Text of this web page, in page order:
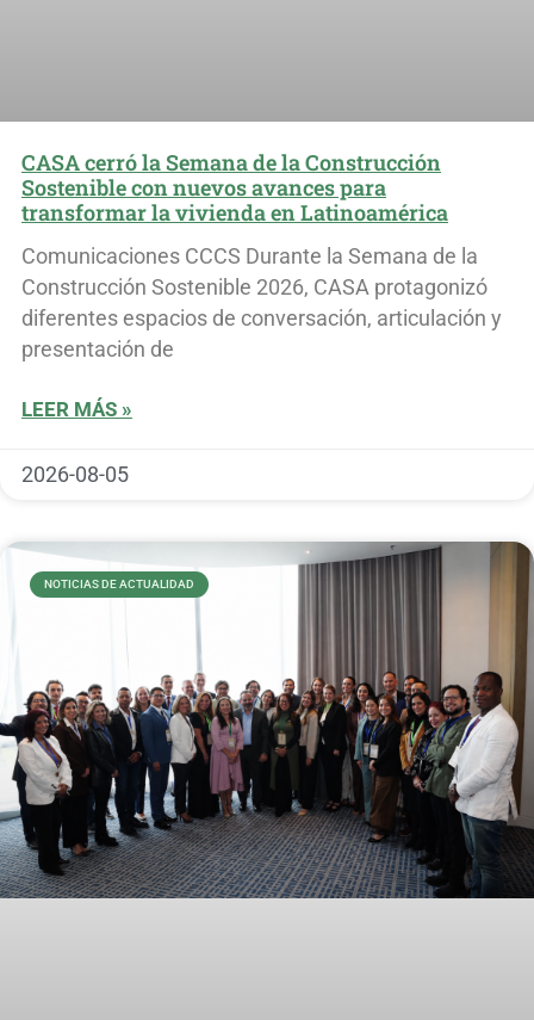
CASA cerró la Semana de la Construcción
Sostenible con nuevos avances para
transformar la vivienda en Latinoamérica
Comunicaciones CCCS Durante la Semana de la
Construcción Sostenible 2026, CASA protagonizó
diferentes espacios de conversación, articulación y
presentación de
LEER MÁS »
2026-08-05
NOTICIAS DE ACTUALIDAD